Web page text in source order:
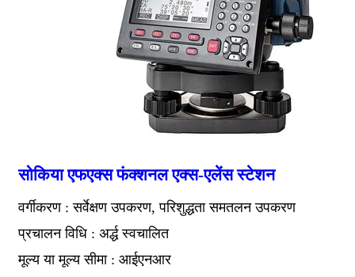
सोकिया एफएक्स फंक्शनल एक्स-एलेंस स्टेशन
वर्गीकरण : सर्वेक्षण उपकरण, परिशुद्धता समतलन उपकरण
प्रचालन विधि : अर्द्ध स्वचालित
मूल्य या मूल्य सीमा : आईएनआर